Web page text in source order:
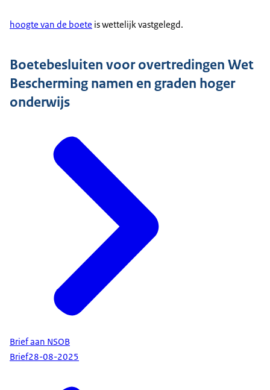
hoogte van de boete is wettelijk vastgelegd.
Boetebesluiten voor overtredingen Wet
Bescherming namen en graden hoger
onderwijs
Brief aan NSOB
Brief28-08-2025